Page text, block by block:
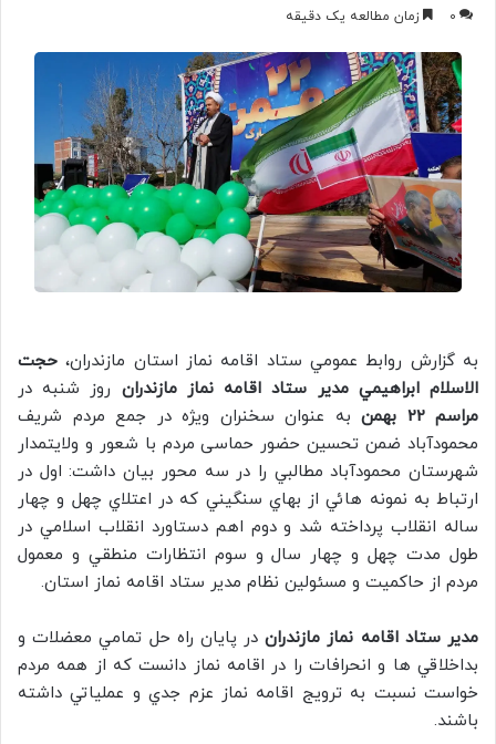
0 زمان مطالعه یک دقیقه
به گزارش روابط عمومي ستاد اقامه نماز استان مازندران، حجت
الاسلام ابراهيمي مدير ستاد اقامه نماز مازندران روز شنبه در
مراسم 22 بهمن
به عنوان سخنران ويژه در جمع مردم شریف
محمودآباد ضمن تحسین حضور حماسی مردم با شعور و ولایتمدار
شهرستان محمودآباد مطالبي را در سه محور بيان داشت: اول در
ارتباط به نمونه هائي از بهاي سنگيني كه در اعتلاي چهل و چهار
ساله انقلاب پرداخته شد و دوم اهم دستاورد انقلاب اسلامي در
طول مدت چهل و چهار سال و سوم انتظارات منطقي و معمول
مردم از حاكميت و مسئولين نظام مدير ستاد اقامه نماز استان.
مدير ستاد اقامه نماز مازندراندر پايان راه حل تمامي معضلات و
بداخلاقي ها و انحرافات را در اقامه نماز دانست كه از همه مردم
خواست نسبت به ترويج اقامه نماز عزم جدي و عملياتي داشته
باشند.